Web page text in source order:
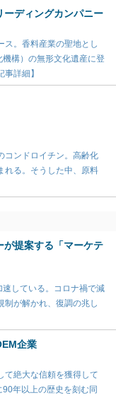
ーディングカンパニー
ス。香料産業の聖地とし
構）の無形文化遺産に登
詳細】
コンドロイチン。高齢化
れる。そうした中、原料
が提案する「マーケテ
している。コロナ禍で減
制が解かれ、復調の兆し
企業
て絶大な信頼を獲得して
年以上の歴史を刻む同